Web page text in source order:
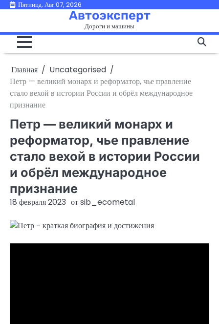
ПерейтиПятница, Авг 07, 2026
Автоэксперт
Дороги и машины
Главная
Uncategorised
Петр — великий монарх и реформатор, чье правление
стало вехой в истории России и обрёл международное
признание
Петр — великий монарх и
реформатор, чье правление
стало вехой в истории России
и обрёл международное
признание
18 февраля 2023 отsib_ecometal